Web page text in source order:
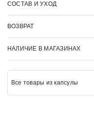
СОСТАВ И УХОД
ВОЗВРАТ
НАЛИЧИЕ В МАГАЗИНАХ
Все товары из капсулы